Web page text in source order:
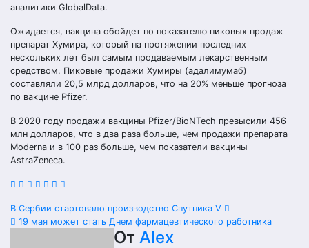
аналитики GlobalData.
Ожидается, вакцина обойдет по показателю пиковых продаж
препарат Хумира, который на протяжении последних
нескольких лет был самым продаваемым лекарственным
средством. Пиковые продажи Хумиры (адалимумаб)
составляли 20,5 млрд долларов, что на 20% меньше прогноза
по вакцине Pfizer.
В 2020 году продажи вакцины Pfizer/BioNTech превысили 456
млн долларов, что в два раза больше, чем продажи препарата
Moderna и в 100 раз больше, чем показатели вакцины
AstraZeneca.
Навигация
В Сербии стартовало производство Спутника V
19 мая может стать Днем фармацевтического работника
От Alex